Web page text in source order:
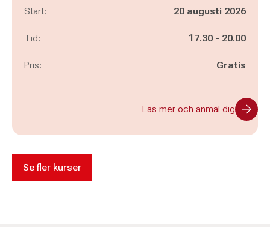
Start: 20 augusti 2026
Tid: Pågår mellan
17.30 - och
20.00
Pris: Gratis
Läs mer och anmäl dig
Se fler kurser